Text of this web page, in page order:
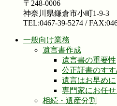
〒248-0006
神奈川県鎌倉市小町1-9-3
TEL:0467-39-5274 /
一般向け業務
遺言書作成
遺言書の重要性
公正証書のすす
遺言はお早めに
専門家にお任せ
相続・遺産分割